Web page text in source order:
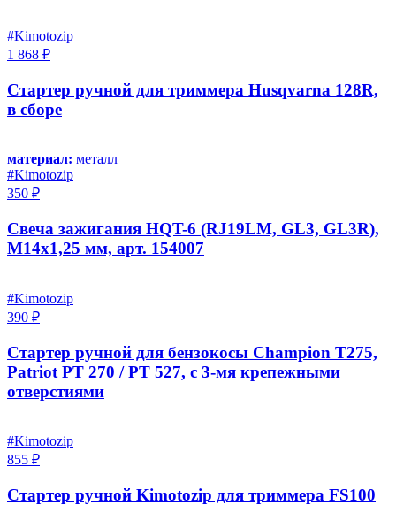
#Kimotozip
1 868 ₽
Стартер ручной для триммера Husqvarna 128R,
в сборе
материал: металл
#Kimotozip
350 ₽
Свеча зажигания HQT-6 (RJ19LM, GL3, GL3R),
М14х1,25 мм, арт. 154007
#Kimotozip
390 ₽
Стартер ручной для бензокосы Champion T275,
Patriot PT 270 / PT 527, с 3-мя крепежными
отверстиями
#Kimotozip
855 ₽
Стартер ручной Kimotozip для триммера FS100